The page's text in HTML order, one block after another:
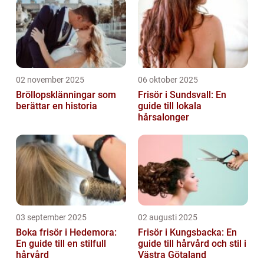
02 november 2025
Bröllopsklänningar som
berättar en historia
06 oktober 2025
Frisör i Sundsvall: En
guide till lokala
hårsalonger
03 september 2025
Boka frisör i Hedemora:
En guide till en stilfull
hårvård
02 augusti 2025
Frisör i Kungsbacka: En
guide till hårvård och stil i
Västra Götaland